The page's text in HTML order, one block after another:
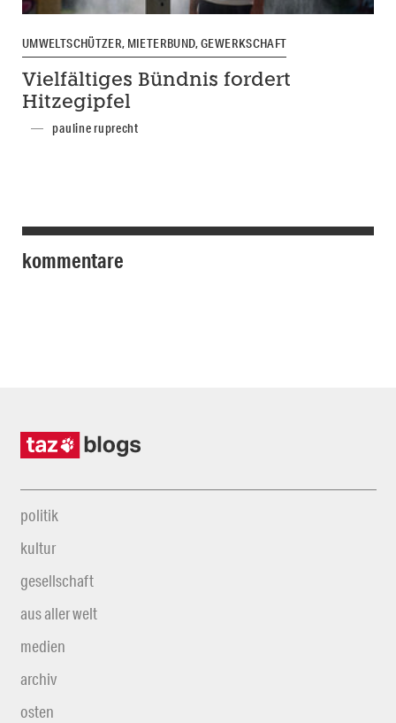
UMWELTSCHÜTZER, MIETERBUND, GEWERKSCHAFT
Vielfältiges Bündnis fordert
Hitzegipfel
pauline ruprecht
kommentare
politik
kultur
gesellschaft
aus aller welt
medien
archiv
osten